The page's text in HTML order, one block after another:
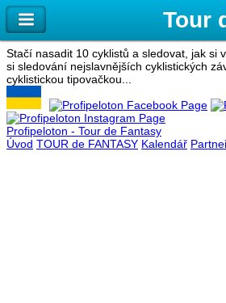
Stačí nasadit 10 cyklistů a sledovat, jak si
si sledování nejslavnějších cyklistických
cyklistickou tipovačkou...
Profipeloton - Tour de Fantasy
Úvod TOUR de FANTASY Kalendář